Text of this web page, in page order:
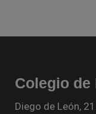
Colegio de
Diego de León,